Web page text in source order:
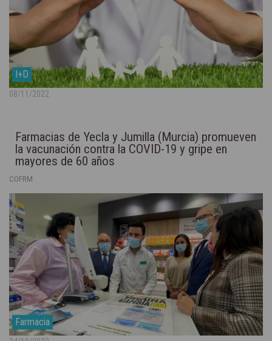
I+D
08/11/2022
Farmacias de Yecla y Jumilla (Murcia) promueven
la vacunación contra la COVID-19 y gripe en
mayores de 60 años
COFRM
Farmacia